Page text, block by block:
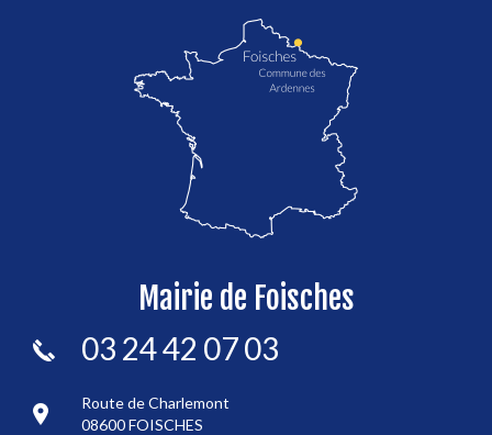
localisation de Foisches
Mairie de Foisches
03 24 42 07 03
Route de Charlemont
08600 FOISCHES